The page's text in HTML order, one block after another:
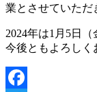
業とさせていただ
2024年は1月5日
今後ともよろしく